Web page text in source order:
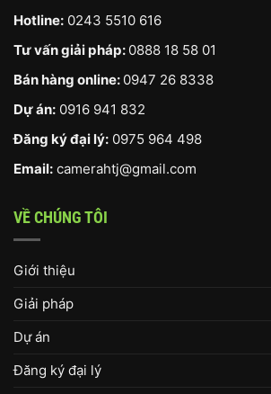
Hotline: 0243 5510 616
Tư vấn giải pháp: 0888 18 58 01
Bán hàng online: 0947 26 8338
Dự án: 0916 941 832
Đăng ký đại lý: 0975 964 498
Email: camerahtj@gmail.com
VỀ CHÚNG TÔI
Giới thiệu
Giải pháp
Dự án
Đăng ký đại lý